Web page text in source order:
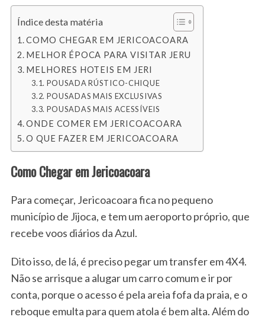
Índice desta matéria
COMO CHEGAR EM JERICOACOARA
MELHOR ÉPOCA PARA VISITAR JERU
MELHORES HOTEIS EM JERI
POUSADA RÚSTICO-CHIQUE
POUSADAS MAIS EXCLUSIVAS
POUSADAS MAIS ACESSÍVEIS
ONDE COMER EM JERICOACOARA
O QUE FAZER EM JERICOACOARA
Como Chegar em Jericoacoara
Para começar, Jericoacoara fica no pequeno
município de Jijoca, e tem um aeroporto próprio, que
recebe voos diários da Azul.
Dito isso, de lá, é preciso pegar um transfer em 4X4.
Não se arrisque a alugar um carro comum e ir por
conta, porque o acesso é pela areia fofa da praia, e o
reboque emulta para quem atola é bem alta. Além do